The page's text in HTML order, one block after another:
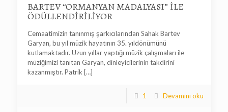
BARTEV “ORMANYAN MADALYASI” İLE
ÖDÜLLENDİRİLİYOR
Cemaatimizin tanınmış şarkıcılarından Sahak Bartev
Garyan, bu yıl müzik hayatının 35. yıldönümünü
kutlamaktadır. Uzun yıllar yaptığı müzik çalışmaları ile
müziğimizi tanıtan Garyan, dinleyicilerinin takdirini
kazanmıştır. Patrik […]
1 Devamını oku